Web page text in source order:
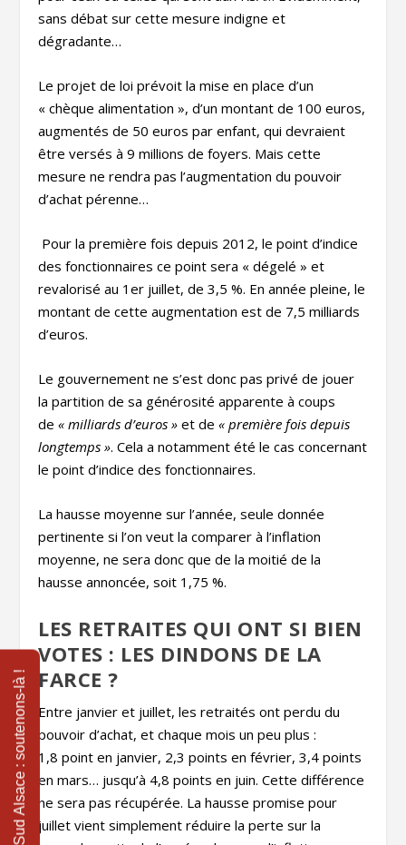
sans débat sur cette mesure indigne et
dégradante…
Le projet de loi prévoit la mise en place d’un
« chèque alimentation », d’un montant de 100 euros,
augmentés de 50 euros par enfant, qui devraient
être versés à 9 millions de foyers. Mais cette
mesure ne rendra pas l’augmentation du pouvoir
d’achat pérenne…
Pour la première fois depuis 2012, le point d’indice
des fonctionnaires ce point sera « dégelé » et
revalorisé au 1er juillet, de 3,5 %. En année pleine, le
montant de cette augmentation est de 7,5 milliards
d’euros.
Le gouvernement ne s’est donc pas privé de jouer
la partition de sa générosité apparente à coups
de« milliards d’euros »et de« première fois depuis
longtemps ». Cela a notamment été le cas concernant
le point d’indice des fonctionnaires.
La hausse moyenne sur l’année, seule donnée
pertinente si l’on veut la comparer à l’inflation
moyenne, ne sera donc que de la moitié de la
hausse annoncée, soit 1,75 %.
LES RETRAITES QUI ONT SI BIEN
VOTES : LES DINDONS DE LA
FARCE ?
Entre janvier et juillet, les retraités ont perdu du
pouvoir d’achat, et chaque mois un peu plus :
1,8 point en janvier, 2,3 points en février, 3,4 points
en mars… jusqu’à 4,8 points en juin. Cette différence
ne sera pas récupérée. La hausse promise pour
juillet vient simplement réduire la perte sur la